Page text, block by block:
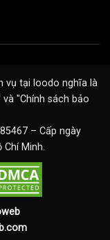
vụ tại loodo nghĩa là
và "Chính sách bảo
– Cấp ngày
Minh.